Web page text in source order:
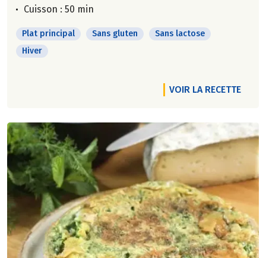
Cuisson : 50 min
Plat principal Sans gluten
Sans lactose
Hiver
VOIR LA RECETTE